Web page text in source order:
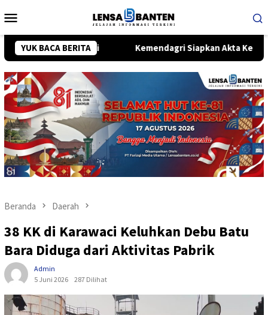
ke
Mobile
YUK BACA BERITA
Bali Kemendagri Siapkan Akta Kelahiran Digital via
Beranda Daerah
38 KK di Karawaci Keluhkan Debu Batu
Bara Diduga dari Aktivitas Pabrik
Admin
5 Juni 2026
287 Dilihat